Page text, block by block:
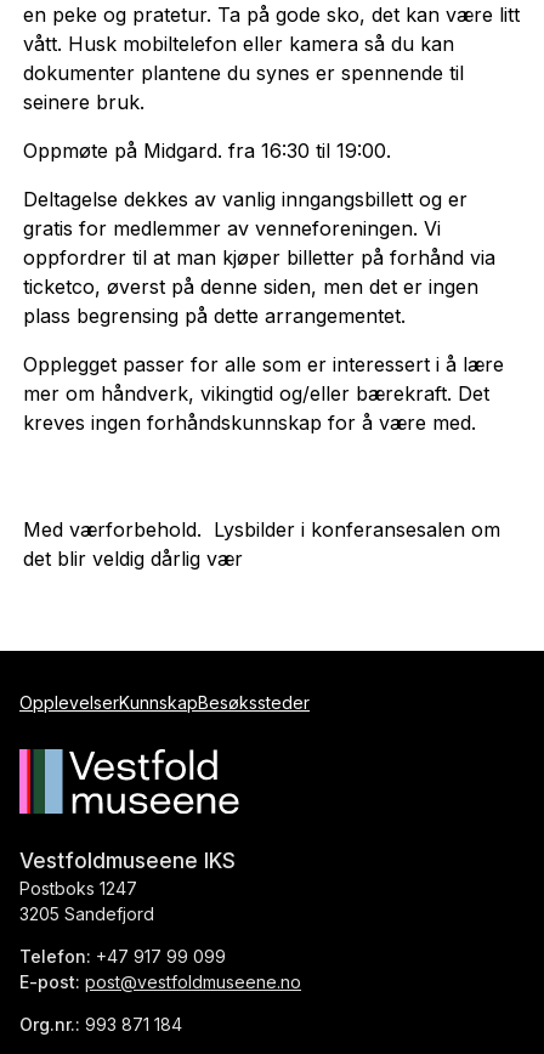
en peke og pratetur. Ta på gode sko, det kan være litt
vått. Husk mobiltelefon eller kamera så du kan
dokumenter plantene du synes er spennende til
seinere bruk.
Oppmøte på Midgard. fra 16:30 til 19:00.
Deltagelse dekkes av vanlig inngangsbillett og er
gratis for medlemmer av venneforeningen. Vi
oppfordrer til at man kjøper billetter på forhånd via
ticketco, øverst på denne siden, men det er ingen
plass begrensing på dette arrangementet.
Opplegget passer for alle som er interessert i å lære
mer om håndverk, vikingtid og/eller bærekraft. Det
kreves ingen forhåndskunnskap for å være med.
Med værforbehold. Lysbilder i konferansesalen om
det blir veldig dårlig vær
OpplevelserKunnskapBesøkssteder
Vestfoldmuseene IKS
Postboks 1247
3205 Sandefjord
Telefon: +47 917 99 099
E-post: post@vestfoldmuseene.no
Org.nr.: 993 871 184